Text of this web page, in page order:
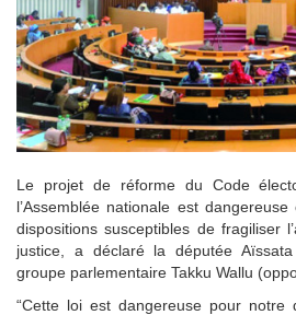
Le projet de réforme du Code
l’Assemblée nationale est
dispositions susceptibles de fragiliser
justice, a déclaré la députée
groupe parlementaire Takku Wallu
“Cette loi est dangereuse pour notre